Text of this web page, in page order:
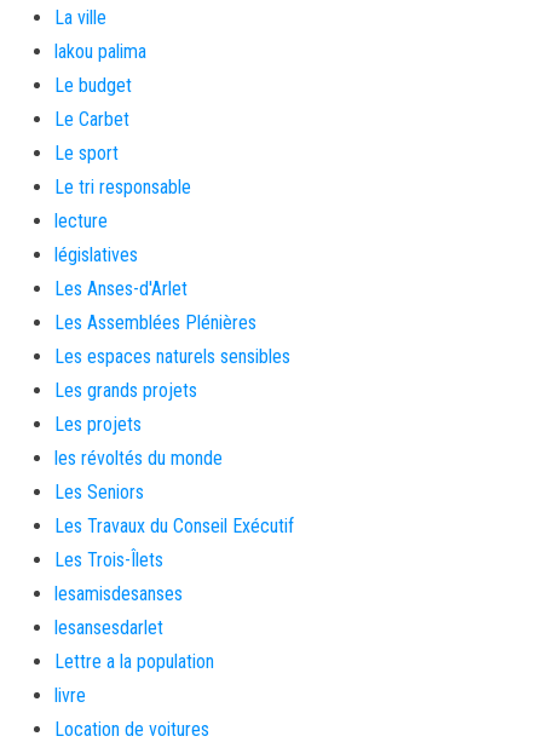
La ville
lakou palima
Le budget
Le Carbet
Le sport
Le tri responsable
lecture
législatives
Les Anses-d'Arlet
Les Assemblées Plénières
Les espaces naturels sensibles
Les grands projets
Les projets
les révoltés du monde
Les Seniors
Les Travaux du Conseil Exécutif
Les Trois-Îlets
lesamisdesanses
lesansesdarlet
Lettre a la population
livre
Location de voitures